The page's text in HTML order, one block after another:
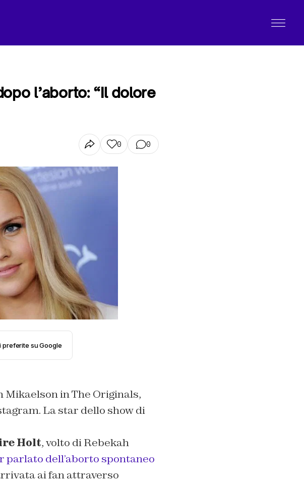
l’aborto: “Il dolore
0 0
preferite su Google
Mikaelson in The Originals,
La star dello show di
Holt, volto di Rebekah
parlato dell’aborto spontaneo
ai fan attraverso